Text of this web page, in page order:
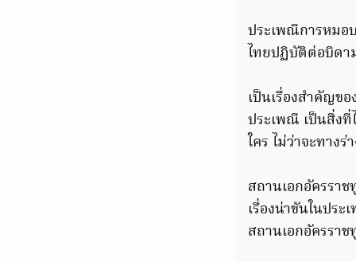
ประเพณีการหมอ
ไทยปฏิบัติต่อบิดา
เป็นเรื่องสำคัญข
ประเพณี เป็นสิ่ง
ใคร ไม่ว่าจะทางร่
สถานเอกอัครรา
เรื่องน่าขันในปร
สถานเอกอัครรา